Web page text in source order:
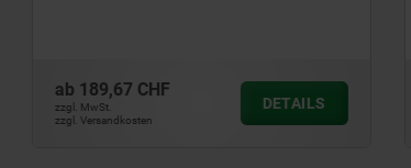
ab189,67 CHF
zzgl. MwSt.
zzgl. Versandkosten
DETAILS